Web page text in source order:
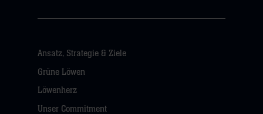
Ansatz, Strategie & Ziele
Grüne Löwen
Löwenherz
Unser Commitment